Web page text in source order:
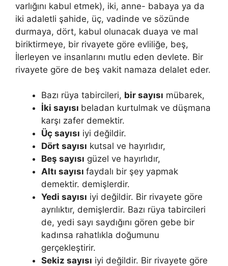
varlığını kabul et­mek), iki, anne- babaya ya da
iki adaletli şahide, üç, vadinde ve sözünde
durmaya, dört, kabul olunacak duaya ve mal
biriktirmeye, bir rivayete gö­re evliliğe, beş,
İlerleyen ve insanlarını mutlu eden devlete. Bir
rivayete göre de beş vakit namaza delalet eder.
Bazı rüya tabircileri, bir sayısı mübarek,
İki sayısı beladan kurtulmak ve düşmana
karşı zafer demektir.
Üç sayısı iyi değildir.
Dört sayısı kutsal ve hayırlıdır,
Beş sayısı güzel ve hayırlıdır,
Altı sayısı faydalı bir şey yap­mak
demektir. demişlerdir.
Yedi sayısı iyi değildir. Bir rivayete göre
ayrılıktır, demişlerdir. Bazı rüya tabircileri
de, yedi sayı saydığını gören gebe bir
kadınsa ra­hatlıkla doğumunu
gerçekleştirir.
Sekiz sayısı iyi değildir. Bir rivayete gö­re